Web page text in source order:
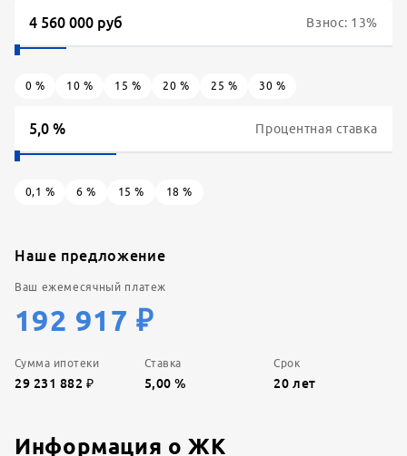
Взнос: 13%
0 % 10 % 15 % 20 % 25 % 30 %
Процентная ставка
0,1 % 6 % 15 % 18 %
Наше предложение
Ваш ежемесячный платеж
192 917 ₽
Сумма ипотеки
29 231 882 ₽
Ставка
5,00 %
Срок
20 лет
Информация о ЖК